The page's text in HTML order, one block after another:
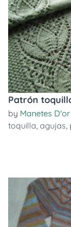
Patrón
by Manetes
toquilla, agujas,